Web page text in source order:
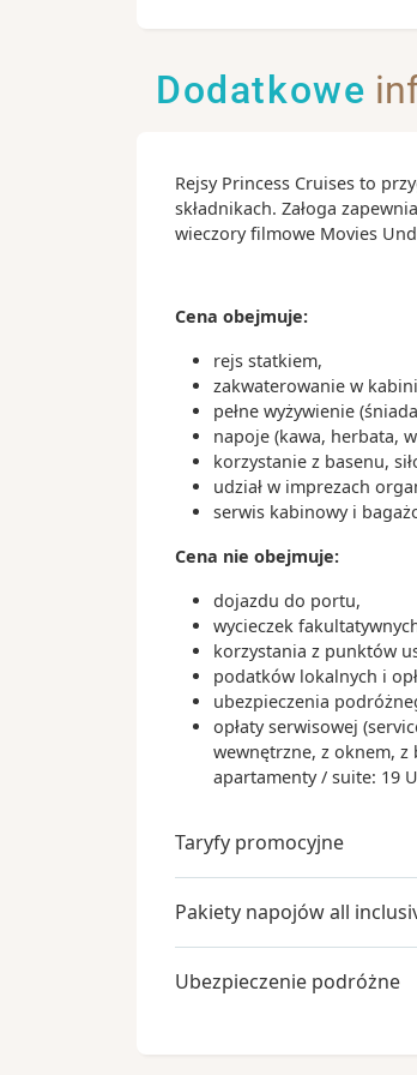
Grecja
Grecja
Dzień 17.wt. 27.04.2027
Dzień na morzu
Dzień 18.śr.
Czarnogóra
Dzień 19.czw.
Korfu
Grecja
Dzień 20.pt.30.04.2027
Mesyna
Włochy
Dzień 21. sob.
Dzień na morzu
Dzień 22.niedz.
Barcelona
Hiszpania
Ciekawostki:
sardynki, mule i wiele
dzielenia się
- inne przysmaki to
catalana
Dodatkowe
Rejsy Princess Cruises to
składnikach. Załoga
wieczory filmowe Movies
Cena obejmuje:
rejs statkiem,
zakwaterowanie w
pełne wyżywienie
napoje (kawa, herbata,
korzystanie z basenu,
udział w imprezach
serwis kabinowy i
Cena nie obejmuje:
dojazdu do portu,
wycieczek
korzystania z punktów
podatków lokalnych i
ubezpieczenia
opłaty serwisowej
wewnętrzne, z oknem,
apartamenty / suite: 19
Taryfy promocyjne
Pakiety napojów all
Ubezpieczenie podróżne